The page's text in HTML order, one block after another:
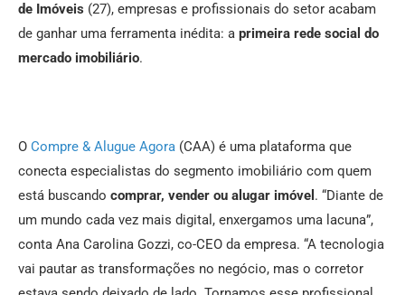
de Imóveis (27), empresas e profissionais do setor acabam
de ganhar uma ferramenta inédita: a primeira rede social do
mercado imobiliário.
O Compre & Alugue Agora (CAA) é uma plataforma que
conecta especialistas do segmento imobiliário com quem
está buscando comprar, vender ou alugar imóvel . “Diante de
um mundo cada vez mais digital, enxergamos uma lacuna”,
conta Ana Carolina Gozzi, co-CEO da empresa. “A tecnologia
vai pautar as transformações no negócio, mas o corretor